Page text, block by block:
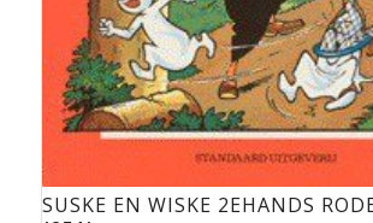
SUSKE EN WISKE 2EHANDS